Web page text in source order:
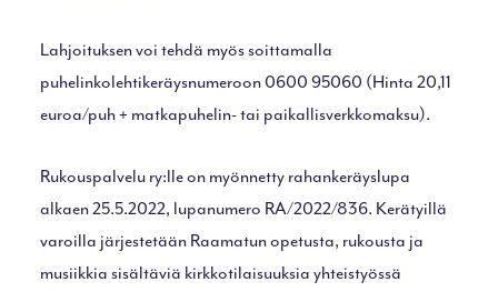
Lahjoituksen voi tehdä myös soittamalla
puhelinkolehtikeräysnumeroon 0600 95060 (Hinta 20,11
euroa/puh + matkapuhelin- tai paikallisverkkomaksu).
Rukouspalvelu ry:lle on myönnetty rahankeräyslupa
alkaen 25.5.2022, lupanumero RA/2022/836. Kerätyillä
varoilla järjestetään Raamatun opetusta, rukousta ja
musiikkia sisältäviä kirkkotilaisuuksia yhteistyössä